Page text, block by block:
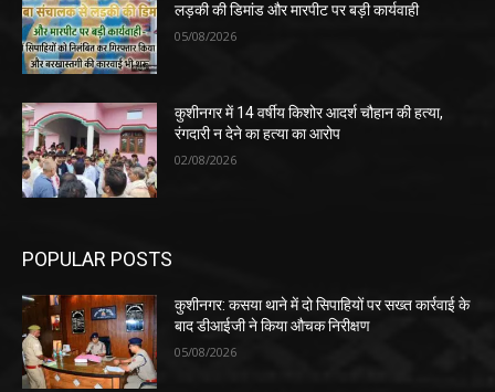
लड़की की डिमांड और मारपीट पर बड़ी कार्यवाही
05/08/2026
कुशीनगर में 14 वर्षीय किशोर आदर्श चौहान की हत्या,
रंगदारी न देने का हत्या का आरोप
02/08/2026
POPULAR POSTS
कुशीनगर: कसया थाने में दो सिपाहियों पर सख्त कार्रवाई के
बाद डीआईजी ने किया औचक निरीक्षण
05/08/2026